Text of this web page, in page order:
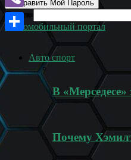
Поиск
Автомобильный портал
Авто спорт
В
Почему
Viber